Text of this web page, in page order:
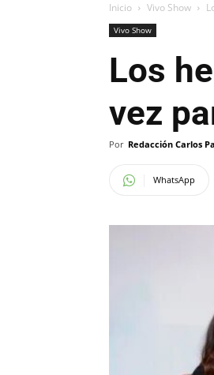
Inicio Vivo Show
Vivo Show
Los
vez
Por Redacción Carlos
WhatsApp